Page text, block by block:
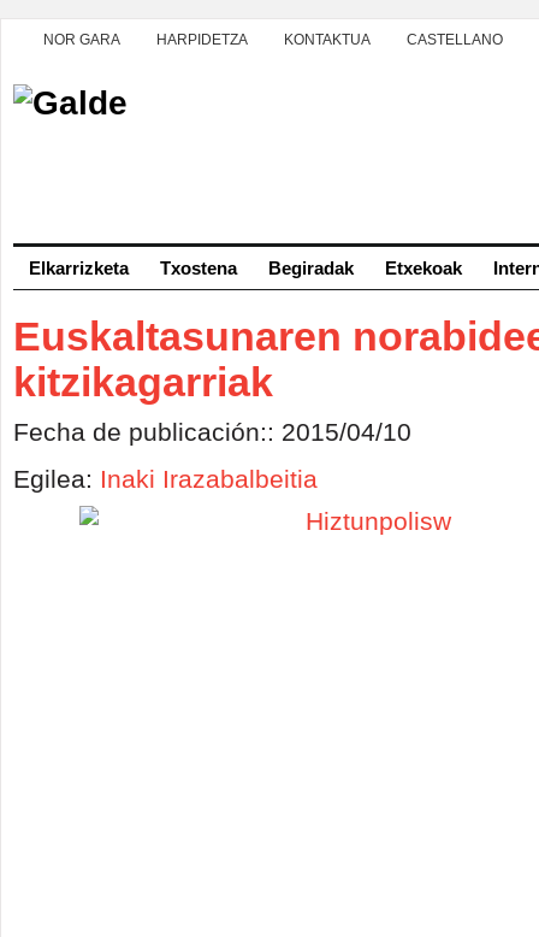
NOR GARA HARPIDETZA KONTAKTUA CASTELLANO
Elkarrizketa Txostena Begiradak Etxekoak
Euskaltasunaren
kitzikagarriak
Fecha de publicación:: 2015/04/10
Egilea: Inaki Irazabalbeitia